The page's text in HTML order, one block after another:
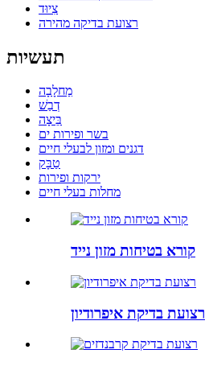
צִיוּד
רצועת בדיקה מהירה
תעשיות
מַחלָבָה
דְבַשׁ
בֵּיצָה
בשר ופירות ים
דגנים ומזון לבעלי חיים
טַבָּק
ירקות ופירות
מחלות בעלי חיים
קורא בטיחות מזון נייד
רצועת בדיקת איפרודיון